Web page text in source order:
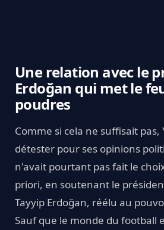
Une relation avec le
Erdoğan qui met le
poudres
Comme si cela ne suffisait pas,
détester pour ses opinions
n'avait pourtant pas fait le
priori, en soutenant le
Tayyip Erdoğan, réélu au
Sauf que le monde du football